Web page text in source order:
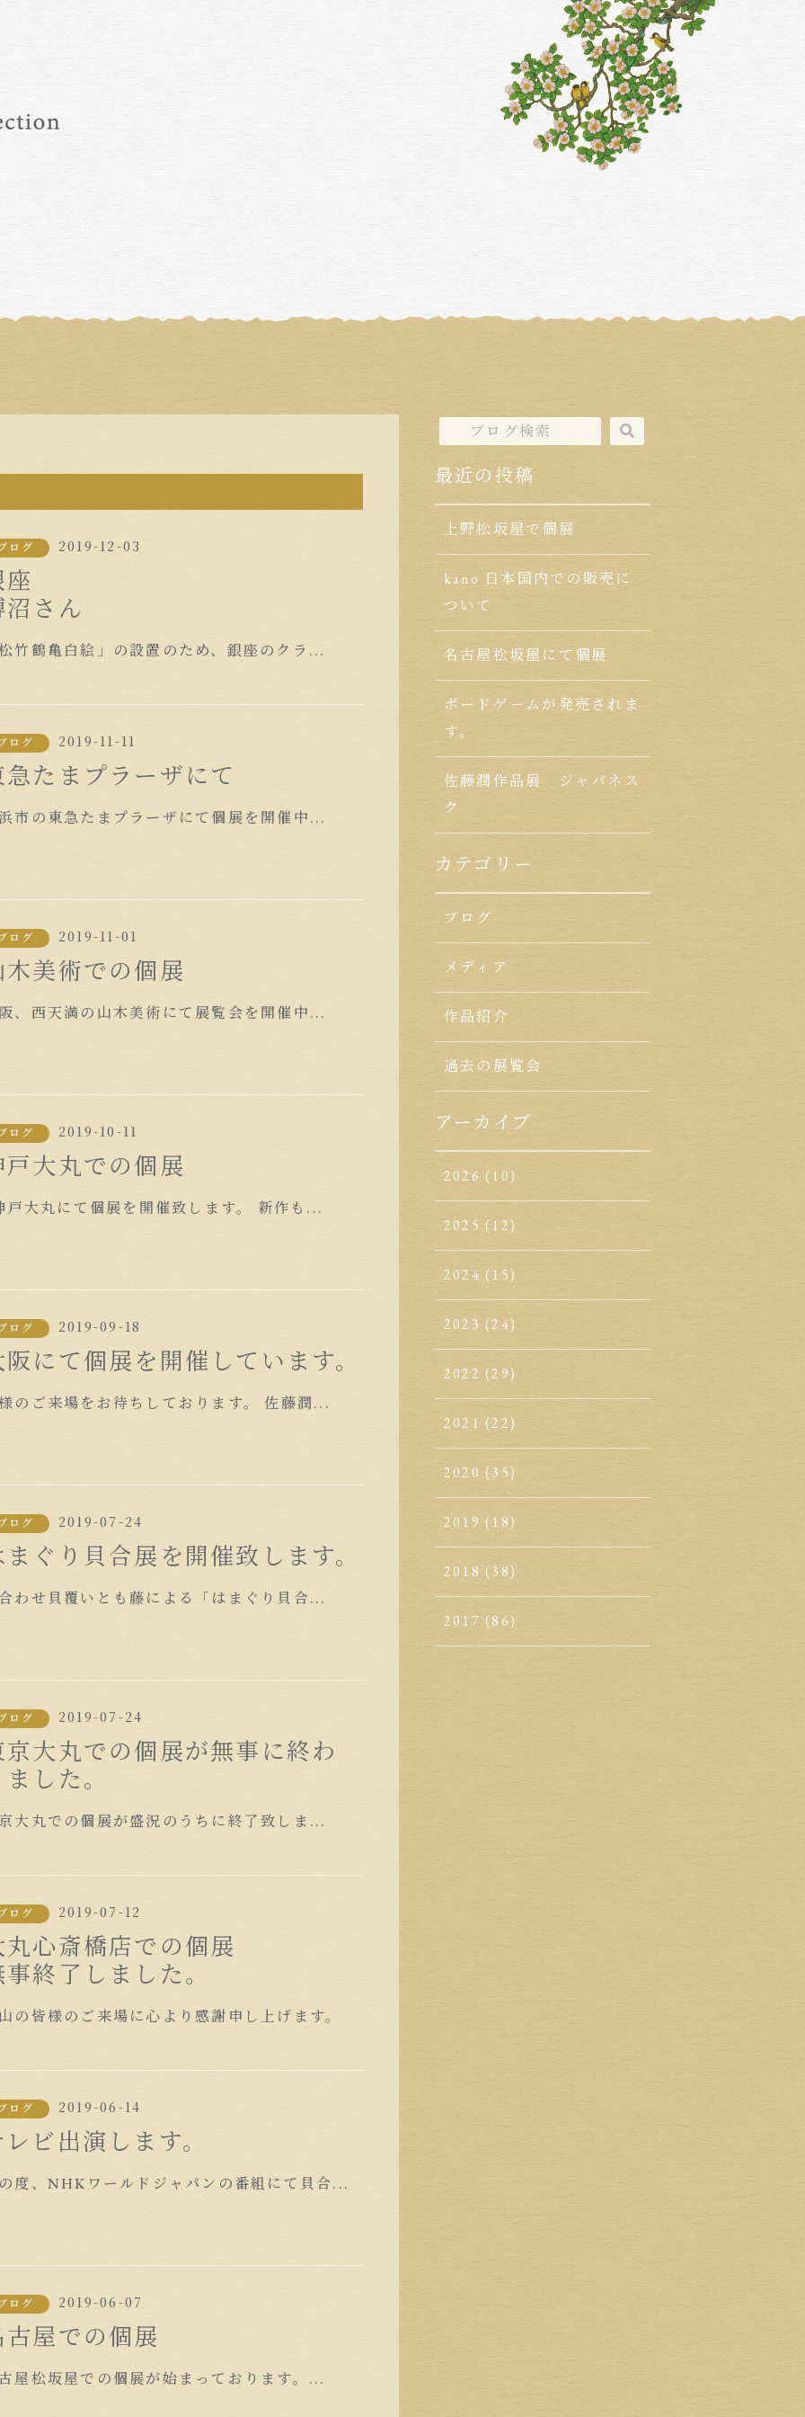
ログ 2019-12-03
座
沼さん
竹鶴亀白絵」の設置のため、銀座のクラ...
ログ 2019-11-11
急たまプラーザにて
市の東急たまプラーザにて個展を開催中...
ログ 2019-11-01
木美術での個展
、西天満の山木美術にて展覧会を開催中...
ログ 2019-10-11
戸大丸での個展
大丸にて個展を開催致します。 新作も...
ログ 2019-09-18
阪にて個展を開催しています。
のご来場をお待ちしております。 佐藤潤...
ログ 2019-07-24
まぐり貝合展を開催致します。
わせ貝覆いとも藤による「はまぐり貝合...
ログ 2019-07-24
京大丸での個展が無事に終わ
した。
大丸での個展が盛況のうちに終了致しま...
ログ 2019-07-12
丸心斎橋店での個展
終了しました。
の皆様のご来場に心より感謝申し上げます。
ログ 2019-06-14
ビ出演します。
度、NHKワールドジャパンの番組にて貝合...
ログ 2019-06-07
古屋での個展
屋松坂屋での個展が始まっております。...
最近の投稿
上野松坂屋で個展
kano 日本国内での販売に
ついて
名古屋松坂屋にて個展
ボードゲームが発売されま
す。
佐藤潤作品展 ジャパネス
ク
カテゴリー
ブログ
メディア
作品紹介
過去の展覧会
アーカイブ
2026 (10)
2025 (12)
2024 (15)
2023 (24)
2022 (29)
2021 (22)
2020 (35)
2019 (18)
2018 (38)
2017 (86)